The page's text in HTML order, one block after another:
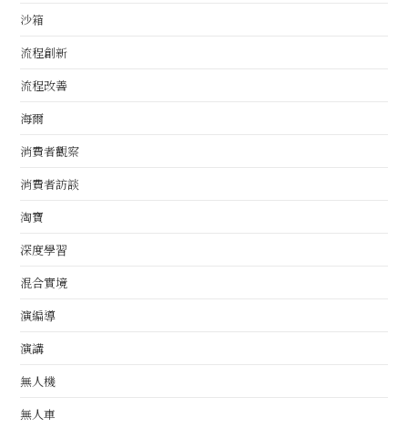
沙箱
流程創新
流程改善
海爾
消費者觀察
消費者訪談
淘寶
深度學習
混合實境
演編導
演講
無人機
無人車